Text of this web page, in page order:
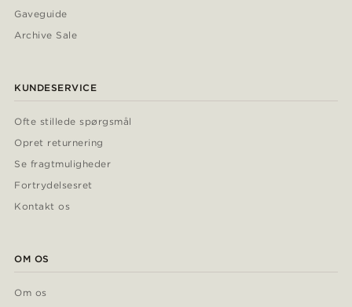
Gaveguide
Archive Sale
KUNDESERVICE
Ofte stillede spørgsmål
Opret returnering
Se fragtmuligheder
Fortrydelsesret
Kontakt os
OM OS
Om os